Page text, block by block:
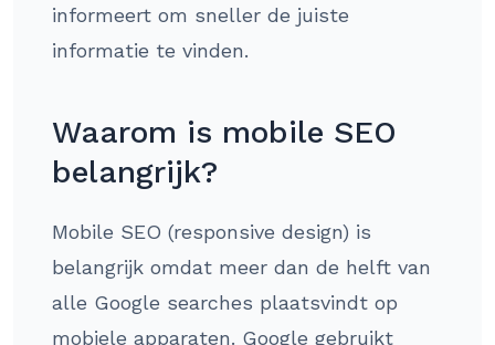
informeert om sneller de juiste
informatie te vinden.
Waarom is mobile SEO
belangrijk?
Mobile SEO (responsive design) is
belangrijk omdat meer dan de helft van
alle Google searches plaatsvindt op
mobiele apparaten. Google gebruikt